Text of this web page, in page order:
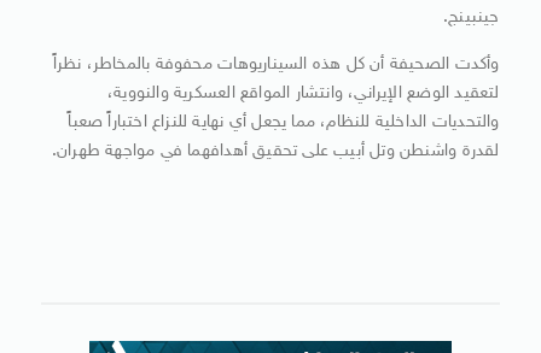
جينبينج.
وأكدت الصحيفة أن كل هذه السيناريوهات محفوفة بالمخاطر، نظراً
لتعقيد الوضع الإيراني، وانتشار المواقع العسكرية والنووية،
والتحديات الداخلية للنظام، مما يجعل أي نهاية للنزاع اختباراً صعباً
لقدرة واشنطن وتل أبيب على تحقيق أهدافهما في مواجهة طهران.